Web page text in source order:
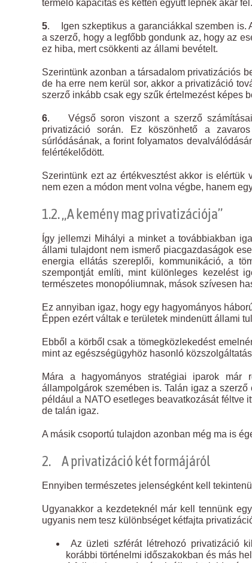
termelő kapacitás és ketten együtt lépnek akár fel.
5. Igen szkeptikus a garanciákkal szemben is.
a szerző, hogy a legfőbb gondunk az, hogy az
ez hiba, mert csökkenti az állami bevételt.
Szerintünk azonban a társadalom privatizációs
de ha erre nem kerül sor, akkor a privatizáció
szerző inkább csak egy szűk értelmezést képes
6. Végső soron viszont a szerző számításai
privatizáció során. Ez köszönhető a
súrlódásának, a forint folyamatos
felértékelődött.
Szerintünk ezt az értékvesztést akkor is
nem ezen a módon ment volna végbe, hanem
1.2. „A kemény mag privatizációja”
Így jellemzi Mihályi a minket a továbbiakban
állami tulajdont nem ismerő piacgazdaságok
energia ellátás szereplői, kommunikáció, a
szempontját említi, mint különleges kezelést
természetes monopóliumnak, mások szívesen
Ez annyiban igaz, hogy egy hagyományos
Éppen ezért váltak e területek mindenütt állami
Ebből a körből csak a tömegközlekedést
mint az egészségügyhöz hasonló
Mára a hagyományos stratégiai iparok
állampolgárok szemében is. Talán igaz a
például a NATO esetleges beavatkozását féltve
de talán igaz.
A másik csoportú tulajdon azonban még ma is
2. A privatizáció két formájáról
Ennyiben természetes jelenségként kell
Ugyanakkor a kezdeteknél már kell tennünk
ugyanis nem tesz különbséget kétfajta
Az üzleti szférát létrehozó privatizáció
korábbi történelmi időszakokban és más